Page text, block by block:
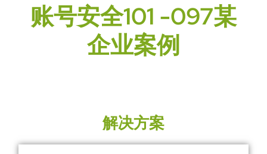
账号安全101 -097某
企业案例
解决方案